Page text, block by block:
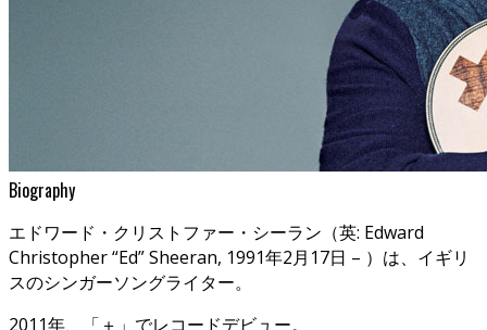
Biography
エドワード・クリストファー・シーラン（英: Edward
Christopher “Ed” Sheeran, 1991年2月17日 – ）は、イギリ
スのシンガーソングライター。
2011年、「＋」でレコードデビュー。